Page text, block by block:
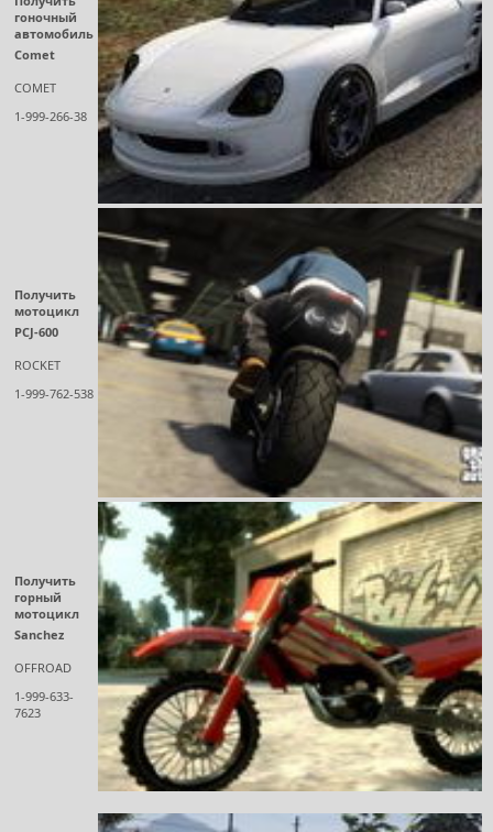
гоночный
автомобиль
Comet
COMET
1-999-266-38
Получить
мотоцикл
PCJ-600
ROCKET
1-999-762-538
Получить
горный
мотоцикл
Sanchez
OFFROAD
1-999-633-
7623